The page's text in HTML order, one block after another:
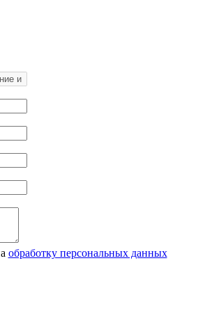
обработку персональных данных